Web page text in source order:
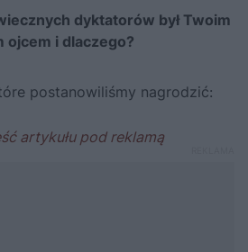
dyktatorów był Twoim
ojcem i dlaczego?
postanowiliśmy nagrodzić: